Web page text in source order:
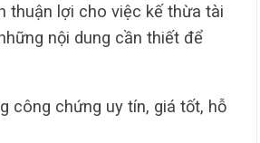
thuận lợi cho việc kế thừa tài
nội dung cần thiết để
công chứng uy tín, giá tốt, hỗ